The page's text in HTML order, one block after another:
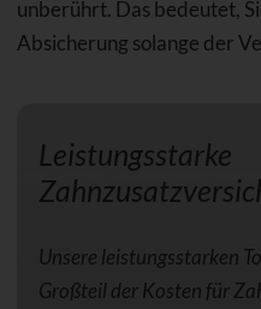
unberührt. Das bedeutet,
Absicherung solange der
Leistungsstarke
Unsere leistungsstarken
Großteil der Kosten für